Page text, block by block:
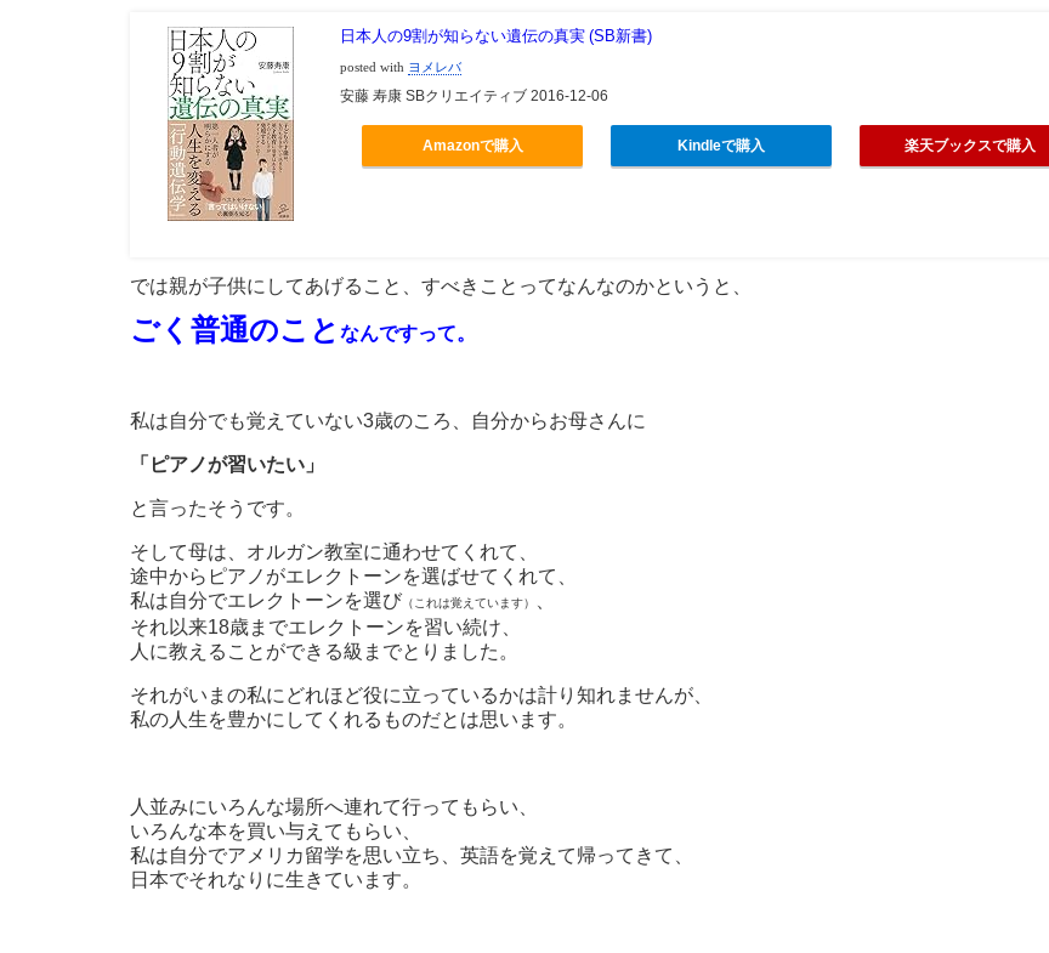
日本人の9割が知らない遺伝の真実 (SB新書)
posted with ヨメレバ
安藤 寿康 SBクリエイティブ 2016-12-06
Amazonで購入 Kindleで購入 楽天ブックスで購入
では親が子供にしてあげること、すべきことってなんなのかというと、
ごく普通のことなんですって。
私は自分でも覚えていない3歳のころ、自分からお母さんに
「ピアノが習いたい」
と言ったそうです。
そして母は、オルガン教室に通わせてくれて、
途中からピアノがエレクトーンを選ばせてくれて、
私は自分でエレクトーンを選び （これは覚えています）
それ以来18歳までエレクトーンを習い続け、
人に教えることができる級までとりました。
それがいまの私にどれほど役に立っているかは計り知れませんが、
私の人生を豊かにしてくれるものだとは思います。
人並みにいろんな場所へ連れて行ってもらい、
いろんな本を買い与えてもらい、
私は自分でアメリカ留学を思い立ち、英語を覚えて帰ってきて、
日本でそれなりに生きています。